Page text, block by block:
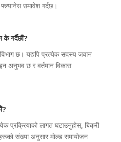
समावेश गर्दछ।
के गर्दैछौं?
छ। यद्यपि प्रत्येक सदस्य जवान
अनुभव छ र वर्तमान विकास
प्रक्रियाको लागत घटाउनुहोस्, बिक्री
संख्या अनुसार मोल्ड समायोजन